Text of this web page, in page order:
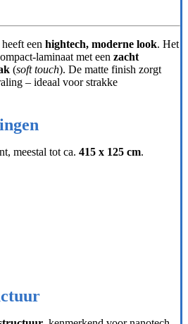
een hightech, moderne look. Het
laminaat met een zacht
(soft touch). De matte finish zorgt
– ideaal voor strakke
meestal tot ca. 415 x 125 cm.